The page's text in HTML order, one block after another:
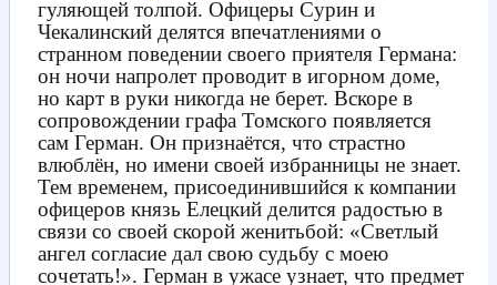
гуляющей толпой. Офицеры Сурин и
Чекалинский делятся впечатлениями о
странном поведении своего приятеля Германа:
он ночи напролет проводит в игорном доме,
но карт в руки никогда не берет. Вскоре в
сопровождении графа Томского появляется
сам Герман. Он признаётся, что страстно
влюблён, но имени своей избранницы не знает.
Тем временем, присоединившийся к компании
офицеров князь Елецкий делится радостью в
связи со своей скорой женитьбой: «Светлый
ангел согласие дал свою судьбу с моею
сочетать!». Герман в ужасе узнает, что предмет